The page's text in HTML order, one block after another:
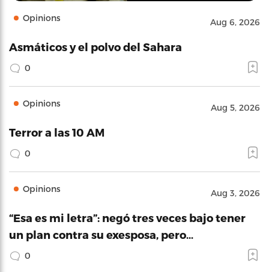
Opinions Aug 6, 2026
Asmáticos y el polvo del Sahara
0
Opinions Aug 5, 2026
Terror a las 10 AM
0
Opinions Aug 3, 2026
“Esa es mi letra”: negó tres veces bajo tener
un plan contra su exesposa, pero…
0